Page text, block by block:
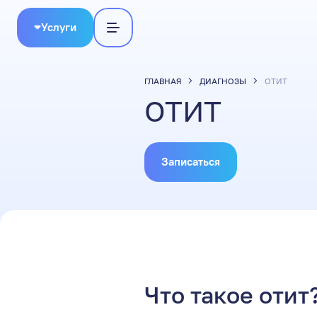
Услуги
ГЛАВНАЯ ДИАГНОЗЫ ОТИТ
ОТИТ
Записаться
Что такое